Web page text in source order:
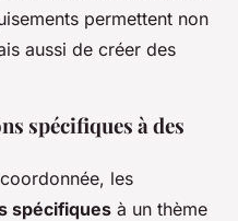
permettent non
aussi de créer des
spécifiques à des
les
spécifiques à un thème